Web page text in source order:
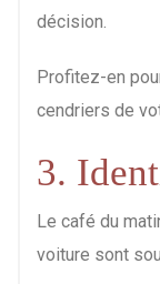
décision.
Profitez-en
cendriers de
3.
Le café du
voiture sont